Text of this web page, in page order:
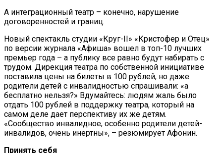
А интеграционный театр – конечно, нарушение
договоренностей и границ.
Новый спектакль студии «Круг-II» «Кристофер и Отец»
по версии журнала «Афиша» вошел в топ-10 лучших
премьер года – а публику все равно будут набирать с
трудом. Дирекция театра по собственной инициативе
поставила цены на билеты в 100 рублей, но даже
родители детей с инвалидностью спрашивали: «а
бесплатно нельзя?» Вдумайтесь: людям жаль было
отдать 100 рублей в поддержку театра, который на
самом деле дает перспективу их же детям.
«Сообщество инвалидное, особенно родители детей-
инвалидов, очень инертны», – резюмирует Афонин.
Принять себя